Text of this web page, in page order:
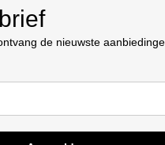
de nieuwste